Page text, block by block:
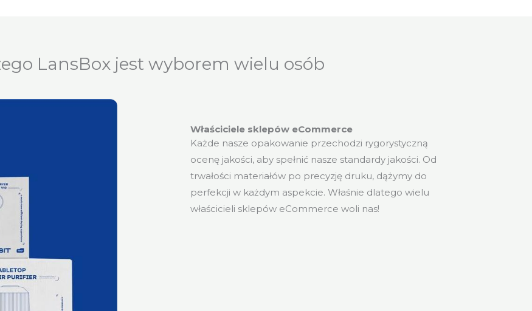
LansBox jest wyborem wielu osób
Właściciele sklepów eCommerce
Każde nasze opakowanie przechodzi rygorystyczną
ocenę jakości, aby spełnić nasze standardy jakości. Od
trwałości materiałów po precyzję druku, dążymy do
perfekcji w każdym aspekcie. Właśnie dlatego wielu
właścicieli sklepów eCommerce woli nas!